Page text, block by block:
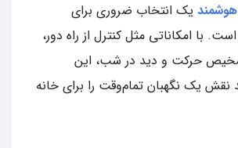
یک انتخاب ضروری برای
با امکاناتی مثل کنترل از راه دور،
حرکت و دید در شب، این
نقش یک نگهبان تمام‌وقت را برای خانه